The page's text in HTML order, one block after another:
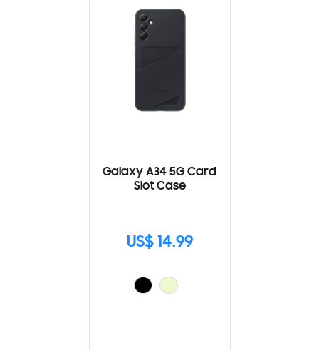
Galaxy A34 5G Card
Slot Case
US$ 14.99